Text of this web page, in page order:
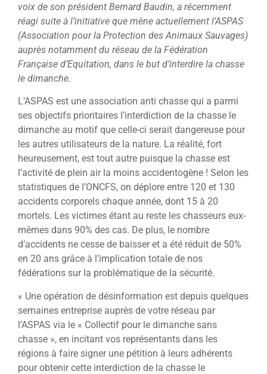
voix de son président Bernard Baudin, a récemment
réagi suite à l’initiative que mène actuellement l’ASPAS
(Association pour la Protection des Animaux Sauvages)
auprès notamment du réseau de la Fédération
Française d’Equitation, dans le but d’interdire la chasse
le dimanche.
L’ASPAS est une association anti chasse qui a parmi
ses objectifs prioritaires l’interdiction de la chasse le
dimanche au motif que celle-ci serait dangereuse pour
les autres utilisateurs de la nature. La réalité, fort
heureusement, est tout autre puisque la chasse est
l’activité de plein air la moins accidentogène ! Selon les
statistiques de l’ONCFS, on déplore entre 120 et 130
accidents corporels chaque année, dont 15 à 20
mortels. Les victimes étant au reste les chasseurs eux-
mêmes dans 90% des cas. De plus, le nombre
d’accidents ne cesse de baisser et a été réduit de 50%
en 20 ans grâce à l’implication totale de nos
fédérations sur la problématique de la sécurité.
« Une opération de désinformation est depuis quelques
semaines entreprise auprès de votre réseau par
l’ASPAS via le « Collectif pour le dimanche sans
chasse », en incitant vos représentants dans les
régions à faire signer une pétition à leurs adhérents
pour obtenir cette interdiction de la chasse le